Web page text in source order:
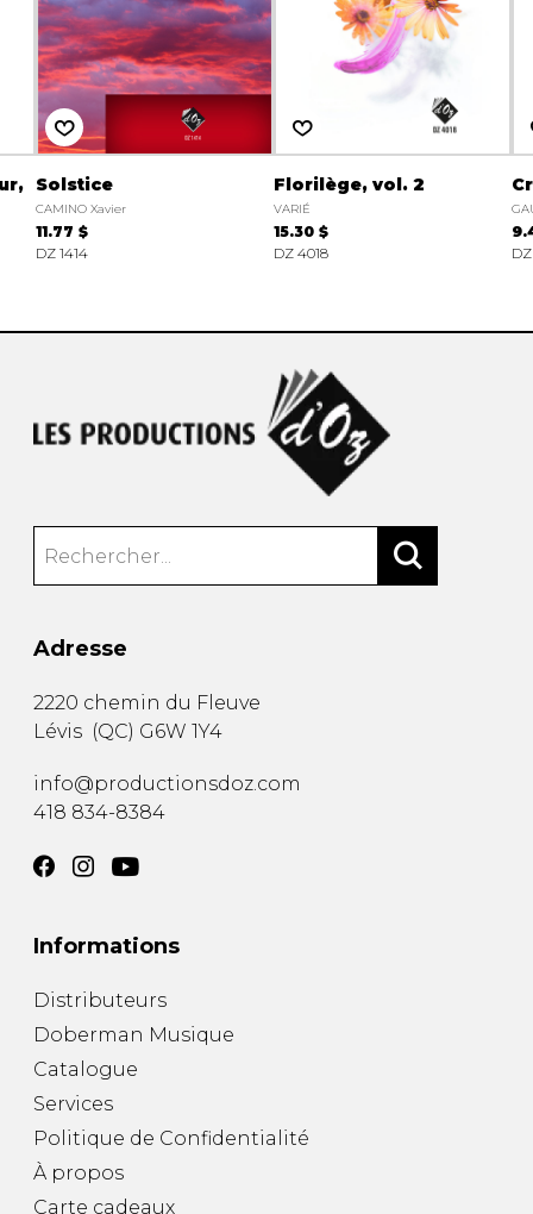
Solstice
CAMINO Xavier
11.77 $
DZ 1414
Florilège, vol. 2
VARIÉ
15.30 $
DZ 4018
Adresse
2220 chemin du Fleuve
Lévis (QC) G6W 1Y4
info@productionsdoz.com
418 834-8384
Informations
Distributeurs
Doberman Musique
Catalogue
Services
Politique de Confidentialité
À propos
Carte cadeaux